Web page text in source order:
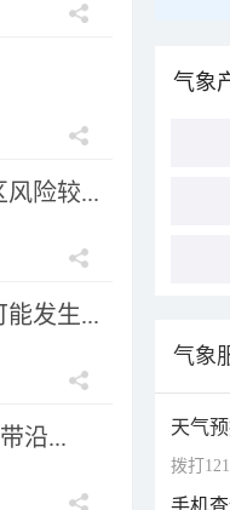
险较...
发生...
沿...
气象
气象
天气
拨打
手机